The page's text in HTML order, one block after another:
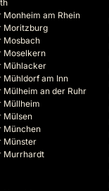
Monheim am Rhein
Moritzburg
Mosbach
Moselkern
Mühlacker
Mühldorf am Inn
Mülheim an der Ruhr
Müllheim
Mülsen
München
Münster
Murrhardt